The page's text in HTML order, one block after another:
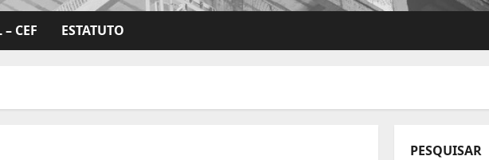
CEF ESTATUTO
PESQUISAR